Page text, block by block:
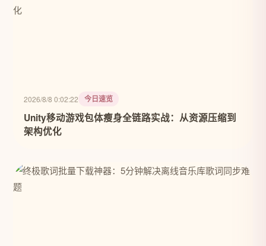
2026/8/8 0:02:22 今日速览
Unity移动游戏包体瘦身全链路实战：从资源压缩到
架构优化